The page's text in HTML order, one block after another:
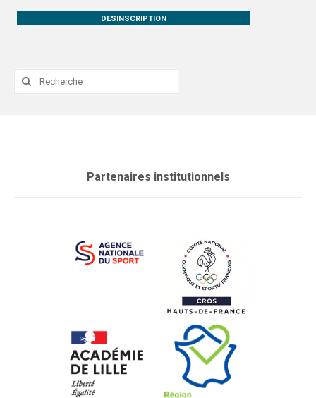
DESINSCRIPTION
Rechercher
Partenaires institutionnels